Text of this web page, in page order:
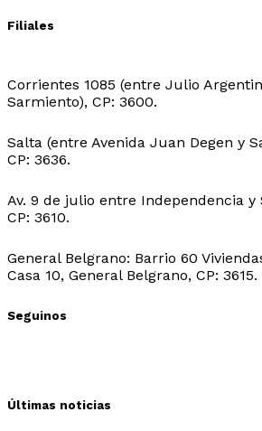
Filiales
Corrientes 1085 (entre Julio
Sarmiento), CP: 3600.
Salta (entre Avenida Juan Degen y
CP: 3636.
Av. 9 de julio entre Independencia y
CP: 3610.
General Belgrano: Barrio 60
Casa 10, General Belgrano, CP: 3615.
Seguinos
Últimas noticias